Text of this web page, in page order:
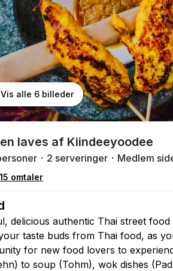
Vis alle 6 billeder
laves af Kiindeeyoodee
2 serveringer Medlem
15 omtaler
delicious authentic Thai street
taste buds from Thai food, as
for new food lovers to
to soup (Tohm), wok dishes